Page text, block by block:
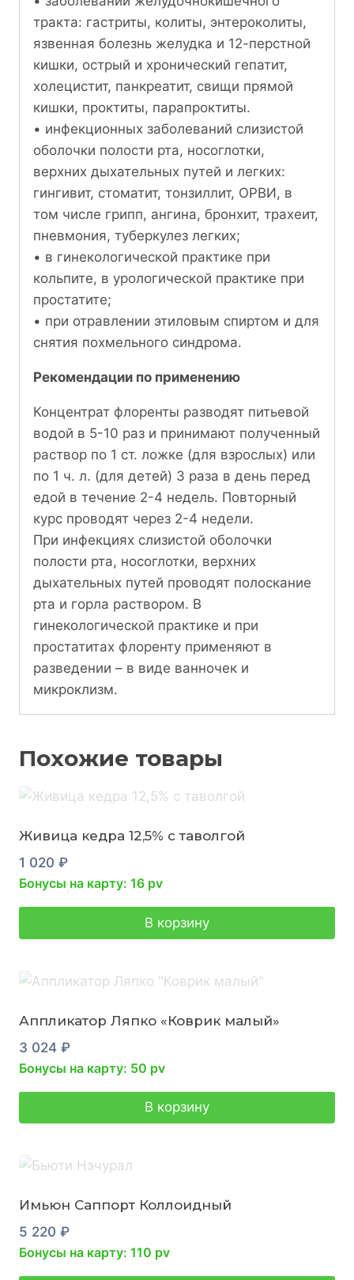
тракта: гастриты, колиты, энтероколиты,
язвенная болезнь желудка и 12-перстной
кишки, острый и хронический гепатит,
холецистит, панкреатит, свищи прямой
кишки, проктиты, парапроктиты.
• инфекционных заболеваний слизистой
оболочки полости рта, носоглотки,
верхних дыхательных путей и легких:
гингивит, стоматит, тонзиллит, ОРВИ, в
том числе грипп, ангина, бронхит, трахеит,
пневмония, туберкулез легких;
• в гинекологической практике при
кольпите, в урологической практике при
простатите;
• при отравлении этиловым спиртом и для
снятия похмельного синдрома.
Рекомендации по применению
Концентрат флоренты разводят питьевой
водой в 5-10 раз и принимают полученный
раствор по 1 ст. ложке (для взрослых) или
по 1 ч. л. (для детей) 3 раза в день перед
едой в течение 2-4 недель. Повторный
курс проводят через 2-4 недели.
При инфекциях слизистой оболочки
полости рта, носоглотки, верхних
дыхательных путей проводят полоскание
рта и горла раствором. В
гинекологической практике и при
простатитах флоренту применяют в
разведении – в виде ванночек и
микроклизм.
Похожие товары
Живица кедра 12,5% с таволгой
1 020 ₽
Бонусы на карту: 16 pv
В корзину
Аппликатор Ляпко «Коврик малый»
3 024 ₽
Бонусы на карту: 50 pv
В корзину
Имьюн Саппорт Коллоидный
5 220 ₽
Бонусы на карту: 110 pv